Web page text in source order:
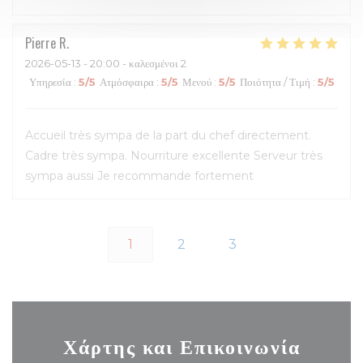
Pierre R
2026-05-13 - 20:00 - καλεσμένοι 2
Υπηρεσία : 5/5 Ατμόσφαιρα : 5/5 Μενού : 5/5 Ποιότητα / Τιμή : 5/5
Accueil très sympa de la part du chef directement.
Cadre très sympa. Nourriture excellente Serveur très
sympa aussi Je recommande fortement
1 2 3
Χάρτης και Επικοινωνία